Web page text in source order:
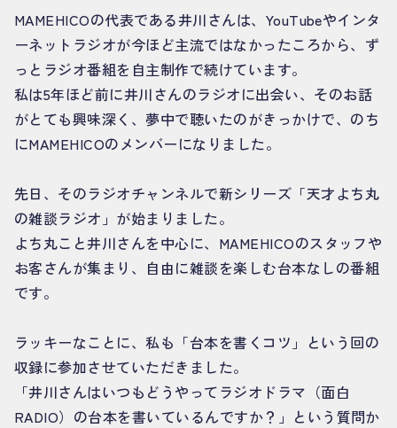
MAMEHICOの代表である井川さんは、YouTubeやインタ
ーネットラジオが今ほど主流ではなかったころから、ず
っとラジオ番組を自主制作で続けています。
私は5年ほど前に井川さんのラジオに出会い、そのお話
がとても興味深く、夢中で聴いたのがきっかけで、のち
にMAMEHICOのメンバーになりました。
先日、そのラジオチャンネルで新シリーズ「天才よち丸
の雑談ラジオ」が始まりました。
よち丸こと井川さんを中心に、MAMEHICOのスタッフや
お客さんが集まり、自由に雑談を楽しむ台本なしの番組
です。
ラッキーなことに、私も「台本を書くコツ」という回の
収録に参加させていただきました。
「井川さんはいつもどうやってラジオドラマ（面白
RADIO）の台本を書いているんですか？」という質問か